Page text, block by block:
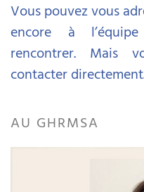
Vous pouvez vous
encore à
rencontrer. Mais
contacter
AU GHRMSA